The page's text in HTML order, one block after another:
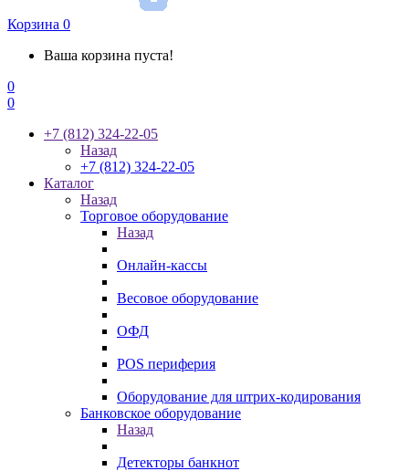
Корзина 0
Ваша корзина пуста!
0
0
+7 (812) 324-22-05
Назад
+7 (812) 324-22-05
Каталог
Назад
Торговое оборудование
Назад
Онлайн-кассы
Весовое оборудование
ОФД
POS периферия
Оборудование для штрих-кодирования
Банковское оборудование
Назад
Детекторы банкнот